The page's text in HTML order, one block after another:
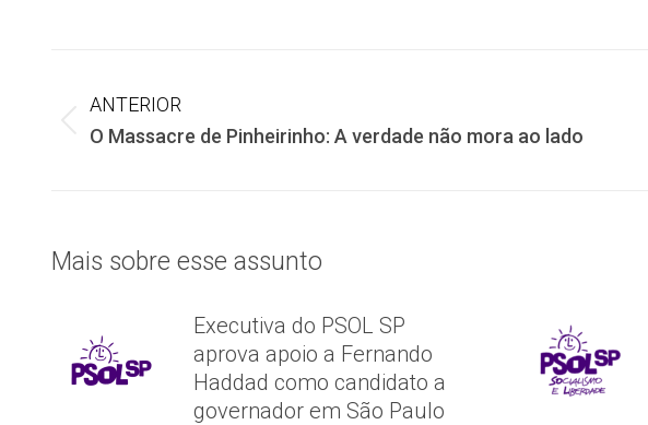
de
ANTERIOR
Post
O Massacre de Pinheirinho: A verdade não mora ao lado
Mais sobre esse assunto
Executiva do PSOL SP
aprova apoio a Fernando
Haddad como candidato a
governador em São Paulo